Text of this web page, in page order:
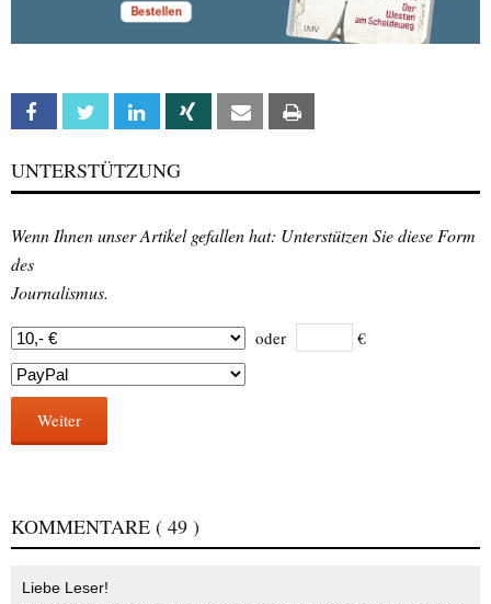
Facebook Twitter Linkedin Xing Email
UNTERSTÜTZUNG
Wenn Ihnen unser Artikel gefallen hat: Unterstützen Sie diese Form
des
Journalismus.
oder €
Weiter
KOMMENTARE ( 49 )
Liebe Leser!